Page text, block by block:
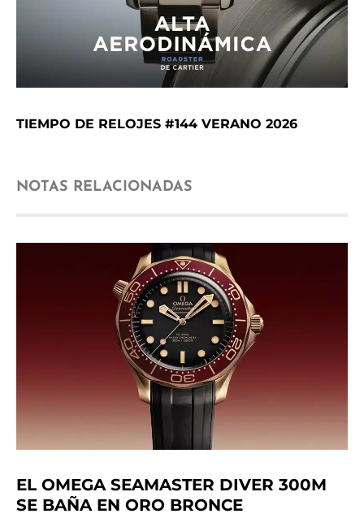
TIEMPO DE RELOJES #144 VERANO 2026
NOTAS RELACIONADAS
EL OMEGA SEAMASTER DIVER 300M
SE BAÑA EN ORO BRONCE